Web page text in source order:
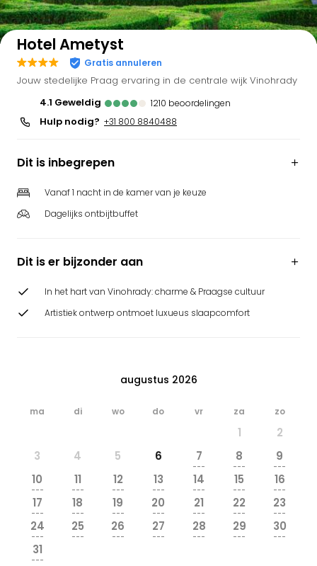
Bekijk op kaart
Hotel Ametyst
Gratis annuleren
Jouw stedelijke Praag ervaring in de centrale wijk Vinohrady
4.1
geweldig 1210 beoordelingen
Hulp nodig? +31 800 8840488
Dit is inbegrepen
Vanaf 1 nacht in de kamer van je keuze
Dagelijks ontbijtbuffet
Dit is er bijzonder aan
In het hart van Vinohrady: charme & Praagse cultuur
Artistiek ontwerp ontmoet luxueus slaapcomfort
augustus 2026
ma di wo do vr za zo
1
2
3
4 5 6 7
---
8
---
9
---
10
---
11
---
12
---
13
---
14
---
15
---
16
---
17
---
18
---
19
---
20
---
21
---
22
---
23
---
24
---
25
---
26
---
27
---
28
---
29
---
30
---
31
---